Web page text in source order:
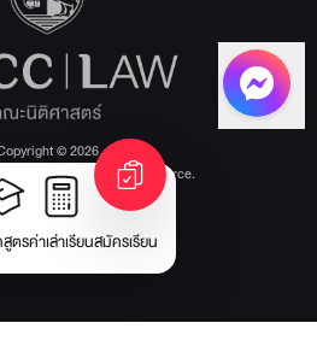
ตรค่าเล่าเรียนสมัครเรียน
© 2026
Thai Chamber of Commerce.
rights reserved.
Version: v1.1.22
รคุ้มครองข้อมูลส่วนบุคคล